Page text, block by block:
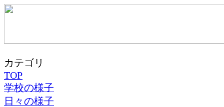
カテゴリ
TOP
学校の様子
日々の様子